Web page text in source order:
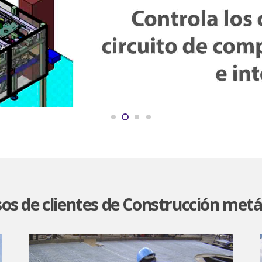
de clientes de Construcción